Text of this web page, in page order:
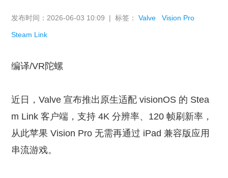
发布时间：2026-06-03 10:09 | 标签：Valve Vision Pro
Steam Link
编译/VR陀螺
近日，Valve 宣布推出原生适配 visionOS 的 Stea
m Link 客户端，支持 4K 分辨率、120 帧刷新率，
从此苹果 Vision Pro 无需再通过 iPad 兼容版应用
串流游戏。